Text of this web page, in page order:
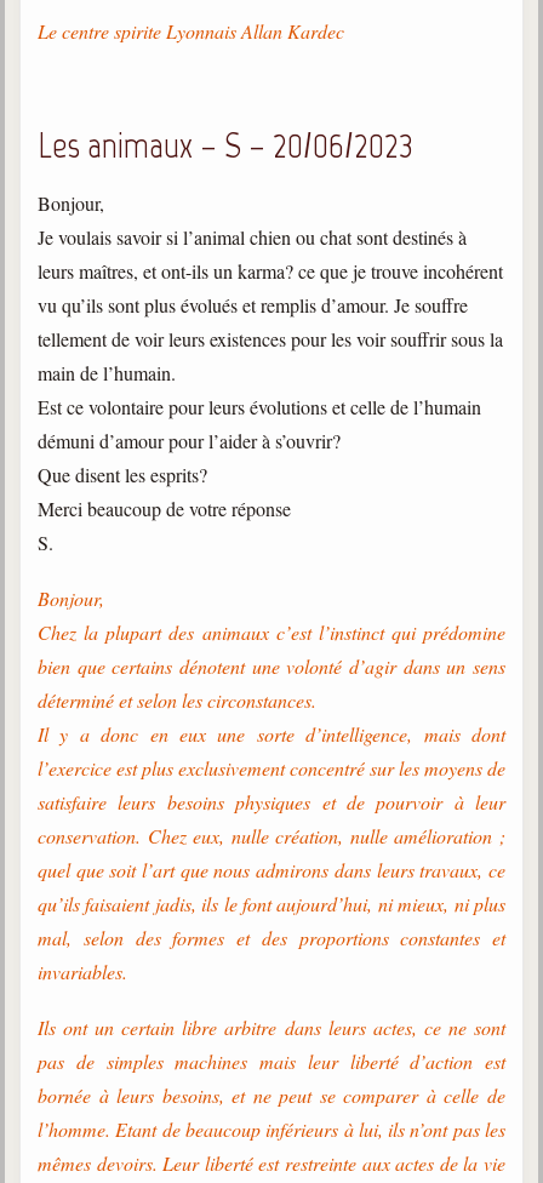
Consultez les réponses
Galerie
Vidéoscope
Les Illustrés
Liens spirites
France
Belgique, Lux. et Canada
Fédérations spirites
Médias spirites
Le centre spirite Lyonnais Allan Kardec
Les animaux – S – 20/06/2023
Bonjour,
Je voulais savoir si l’animal chien ou chat sont destinés à
leurs maîtres, et ont-ils un karma? ce que je trouve incohérent
vu qu’ils sont plus évolués et remplis d’amour. Je souffre
tellement de voir leurs existences pour les voir souffrir sous la
main de l’humain.
Est ce volontaire pour leurs évolutions et celle de l’humain
démuni d’amour pour l’aider à s’ouvrir?
Que disent les esprits?
Merci beaucoup de votre réponse
S.
Bonjour,
Chez la plupart des animaux c’est l’instinct qui prédomine
bien que certains dénotent une volonté d’agir dans un sens
déterminé et selon les circonstances.
Il y a donc en eux une sorte d’intelligence, mais dont
l’exercice est plus exclusivement concentré sur les moyens de
satisfaire leurs besoins physiques et de pourvoir à leur
conservation. Chez eux, nulle création, nulle amélioration ;
quel que soit l’art que nous admirons dans leurs travaux, ce
qu’ils faisaient jadis, ils le font aujourd’hui, ni mieux, ni plus
mal, selon des formes et des proportions constantes et
invariables.
Ils ont un certain libre arbitre dans leurs actes, ce ne sont
pas de simples machines mais leur liberté d’action est
bornée à leurs besoins, et ne peut se comparer à celle de
l’homme. Etant de beaucoup inférieurs à lui, ils n’ont pas les
mêmes devoirs. Leur liberté est restreinte aux actes de la vie